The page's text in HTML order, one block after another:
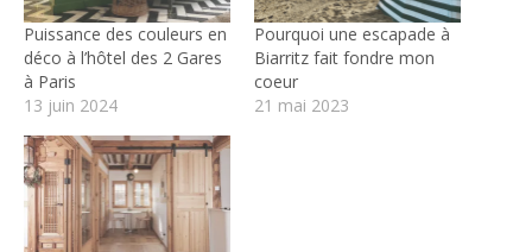
Puissance des couleurs en
déco à l’hôtel des 2 Gares
à Paris
13 juin 2024
Pourquoi une escapade à
Biarritz fait fondre mon
coeur
21 mai 2023